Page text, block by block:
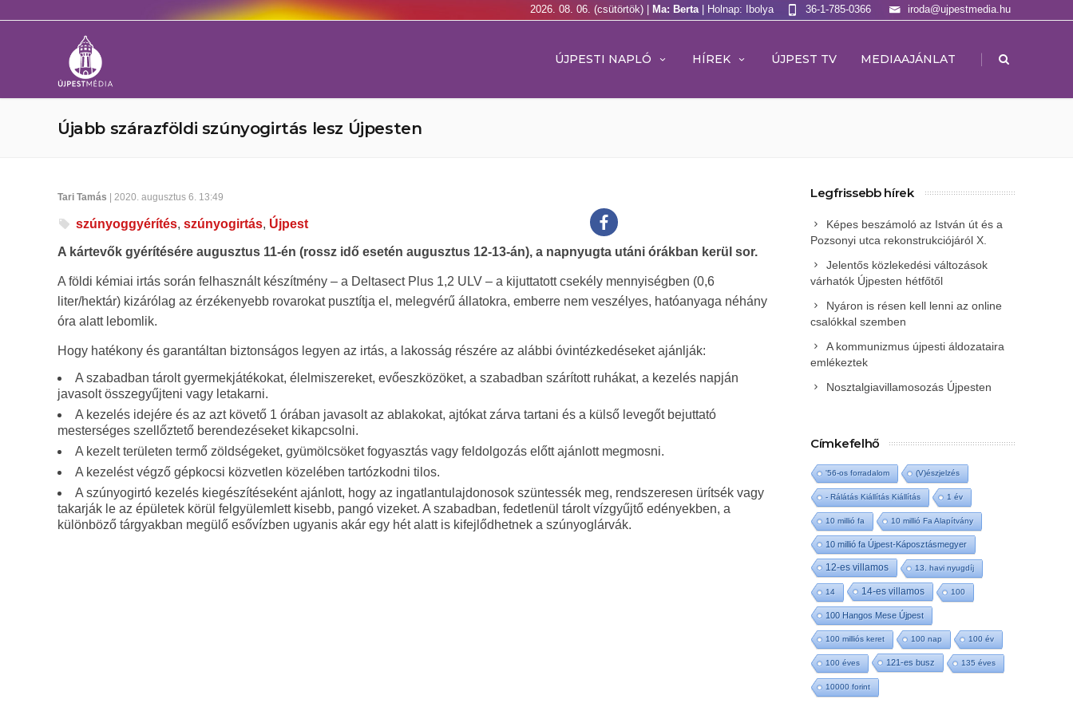
2026. 08. 06. (csütörtök) | Ma: Berta | Holnap: Ibolya iroda@ujpestmedia.hu
36-1-785-0366
ÚJPESTI NAPLÓ HÍREK ÚJPEST TV MEDIAAJÁNLAT |
Újabb szárazföldi szúnyogirtás lesz Újpesten
Tari Tamás | 2020. augusztus 6. 13:49
szúnyoggyérítés, szúnyogirtás, Újpest
A kártevők gyérítésére augusztus 11-én (rossz idő esetén augusztus 12-13-án), a napnyugta utáni órákban kerül sor.
A földi kémiai irtás során felhasznált készítmény – a Deltasect Plus 1,2 ULV – a kijuttatott csekély mennyiségben (0,6
liter/hektár) kizárólag az érzékenyebb rovarokat pusztítja el, melegvérű állatokra, emberre nem veszélyes, hatóanyaga néhány
óra alatt lebomlik.
Hogy hatékony és garantáltan biztonságos legyen az irtás, a lakosság részére az alábbi óvintézkedéseket ajánlják:
A szabadban tárolt gyermekjátékokat, élelmiszereket, evőeszközöket, a szabadban szárított ruhákat, a kezelés napján
javasolt összegyűjteni vagy letakarni.
A kezelés idejére és az azt követő 1 órában javasolt az ablakokat, ajtókat zárva tartani és a külső levegőt bejuttató
mesterséges szellőztető berendezéseket kikapcsolni.
A kezelt területen termő zöldségeket, gyümölcsöket fogyasztás vagy feldolgozás előtt ajánlott megmosni.
A kezelést végző gépkocsi közvetlen közelében tartózkodni tilos.
A szúnyogirtó kezelés kiegészítéseként ajánlott, hogy az ingatlantulajdonosok szüntessék meg, rendszeresen ürítsék vagy
takarják le az épületek körül felgyülemlett kisebb, pangó vizeket. A szabadban, fedetlenül tárolt vízgyűjtő edényekben, a
különböző tárgyakban megülő esővízben ugyanis akár egy hét alatt is kifejlődhetnek a szúnyoglárvák.
Legfrissebb hírek
Képes beszámoló az István út és a
Pozsonyi utca rekonstrukciójáról X.
Jelentős közlekedési változások
várhatók Újpesten hétfőtől
Nyáron is résen kell lenni az online
csalókkal szemben
A kommunizmus újpesti áldozataira
emlékeztek
Nosztalgiavillamosozás Újpesten
Címkefelhő
'56-os forradalom (V)észjelzés
- Rálátás Kiállítás Kiállítás 1 év
10 millió fa 10 millió Fa Alapítvány
10 millió fa Újpest-Káposztásmegyer
12-es villamos 13. havi nyugdíj
14 14-es villamos 100
100 Hangos Mese Újpest
100 milliós keret 100 nap 100 év
100 éves 121-es busz 135 éves
10000 forint